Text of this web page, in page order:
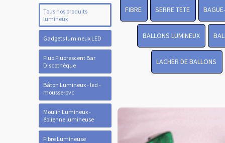
Tous nos produits
lumineux
Gadgets lumineux LED
Fluo Fluorescent Bar
Discothèque
Bâton Lumineux - led -
mousse-pvc
Moulin Lumineux -
éolienne lumineuse
Fibre Lumineuse
FIBRE SERRE TETE
BALLONS LUMINEUX
LACHER DE BALLONS